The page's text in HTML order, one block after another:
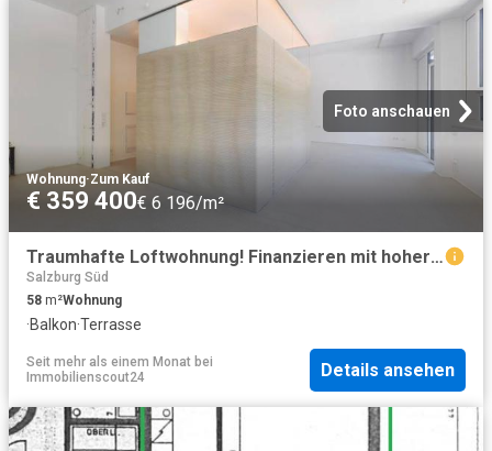
Foto anschauen
Wohnung·Zum Kauf
€ 359 400€ 6 196/m²
Traumhafte Loftwohnung! Finanzieren mit hoher Wohnbauförderung
Salzburg Süd
58 m²Wohnung
·Balkon·Terrasse
Seit mehr als einem Monat bei
Immobilienscout24
Details ansehen